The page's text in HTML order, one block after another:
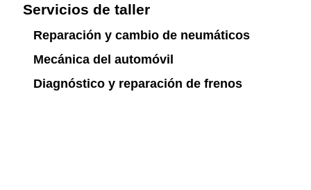
Servicios de taller
Reparación y cambio de neumáticos
Mecánica del automóvil
Diagnóstico y reparación de frenos